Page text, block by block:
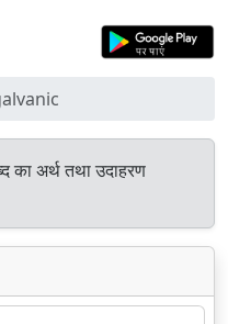
का अर्थ तथा उदाहरण